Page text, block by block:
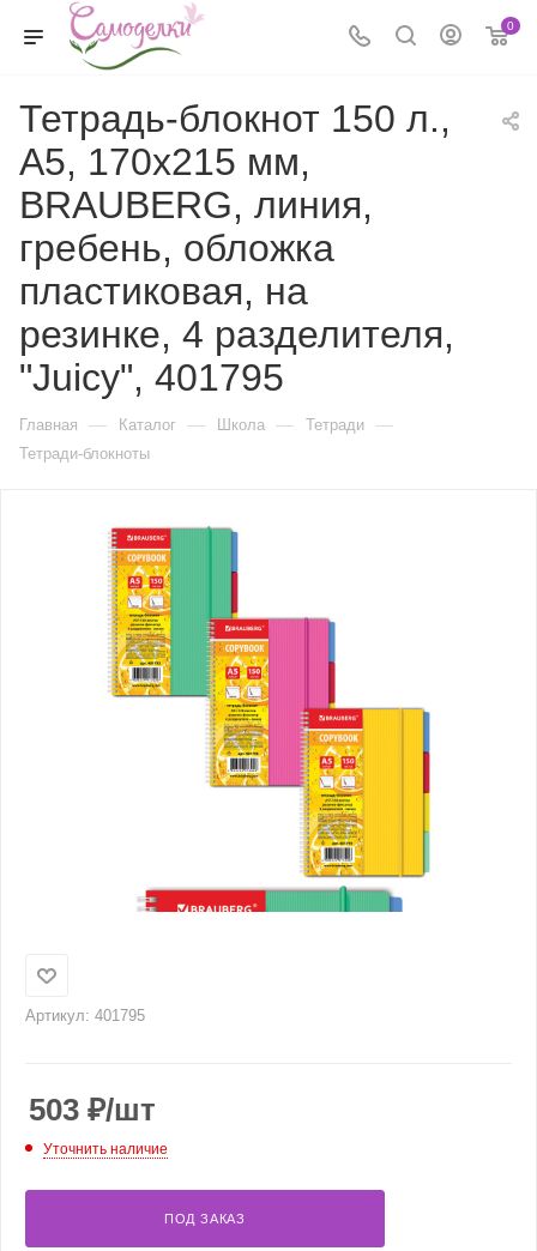
0
Тетрадь-блокнот 150 л.,
A5, 170x215 мм,
BRAUBERG, линия,
гребень, обложка
пластиковая, на
резинке, 4 разделителя,
"Juicy", 401795
Главная — Каталог — Школа — Тетради —
Тетради-блокноты
Артикул: 401795
503 ₽/шт
Уточнить наличие
ПОД ЗАКАЗ